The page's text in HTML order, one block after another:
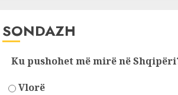
SONDAZH
Ku pushohet më mirë në
Vlorë